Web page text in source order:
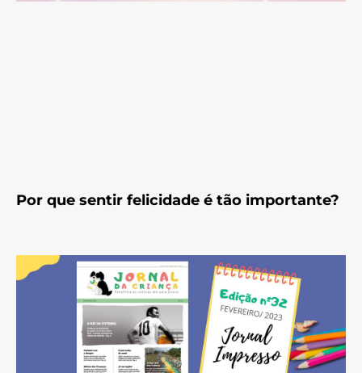
Por que sentir felicidade é tão importante?